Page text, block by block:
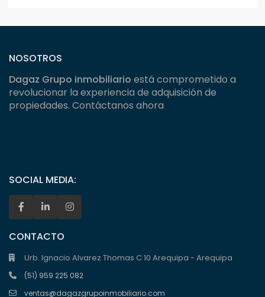
NOSOTROS
Dagaz Grupo inmobiliario está comprometido a
revolucionar la experiencia de adquisición de
propiedades. Contáctanos ahora
SOCIAL MEDIA:
CONTACTO
Urb. Ignacio Alvarez Thomas C 10 Arequipa - Arequipa
(51) 959 225 082
ventas@dagazgrupoinmobiliario.com